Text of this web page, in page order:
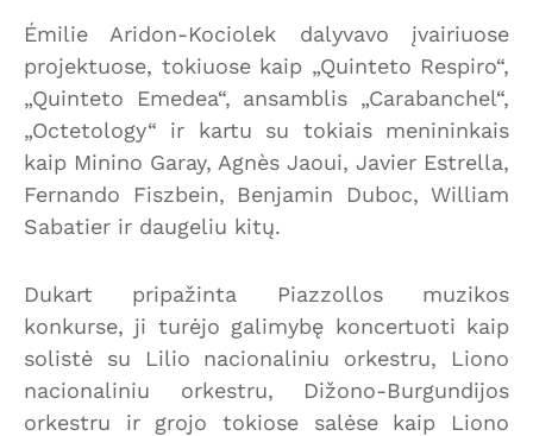
Émilie Aridon-Kociolek dalyvavo įvairiuose
projektuose, tokiuose kaip „Quinteto Respiro“,
„Quinteto Emedea“, ansamblis „Carabanchel“,
„Octetology“ ir kartu su tokiais menininkais
kaip Minino Garay, Agnès Jaoui, Javier Estrella,
Fernando Fiszbein, Benjamin Duboc, William
Sabatier ir daugeliu kitų.
Dukart pripažinta Piazzollos muzikos
konkurse, ji turėjo galimybę koncertuoti kaip
solistė su Lilio nacionaliniu orkestru, Liono
nacionaliniu orkestru, Dižono-Burgundijos
orkestru ir grojo tokiose salėse kaip Liono